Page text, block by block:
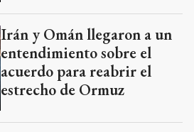
Irán y Omán llegaron a un
entendimiento sobre el
acuerdo para reabrir el
estrecho de Ormuz